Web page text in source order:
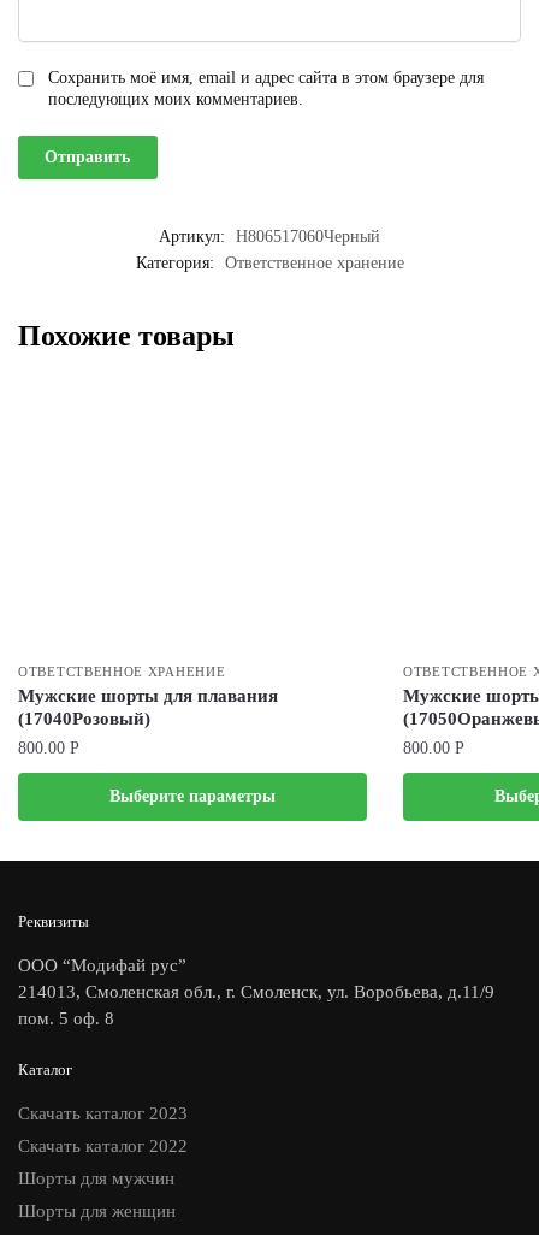
Сохранить моё имя, email и адрес сайта в этом браузере для
последующих моих комментариев.
Артикул:
H806517060Черный
Категория:
Ответственное хранение
Похожие товары
ОТВЕТСТВЕННОЕ ХРАНЕНИЕ
Мужские шорты для плавания
(17040Розовый)
800.00 Р
Выберите параметры
ОТВЕТСТВЕННОЕ
Мужские
800.00 Р
Реквизиты
ООО “Модифай рус”
214013, Смоленская обл., г. Смоленск, ул. Воробьева, д.11/9
пом. 5 оф. 8
Каталог
Скачать каталог 2023
Скачать каталог 2022
Шорты для мужчин
Шорты для женщин